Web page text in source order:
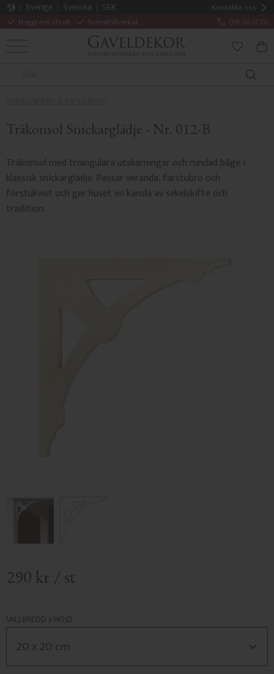
Kontakta oss
Noggrant utvalt Svensktillverkat 018-20 61 20
Sverige Svenska
SEK
MENY
Träkonsol Snickarglädje - Nr. 012-B
Träkonsol med triangulära utskärningar och rundad båge i
klassisk snickarglädje. Passar veranda, farstubro och
förstukvist och ger huset en känsla av sekelskifte och
tradition.
290 kr / st
VÄLJ BREDD x HÖJD